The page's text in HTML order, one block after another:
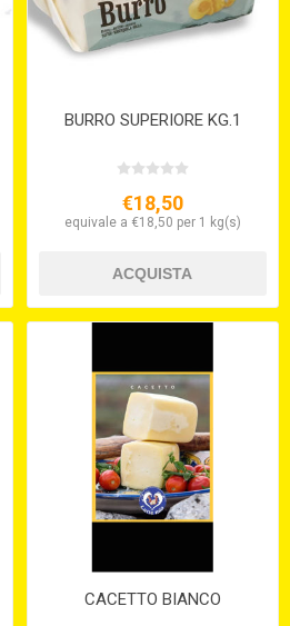
BURRO SUPERIORE KG.1
€18,50
equivale a €18,50 per 1 kg(s)
CACETTO BIANCO